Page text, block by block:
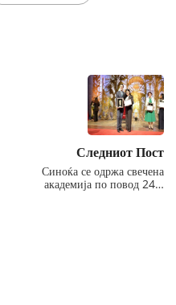
Следниот Пост
Синоќа се одржа свечена
академија по повод 24…